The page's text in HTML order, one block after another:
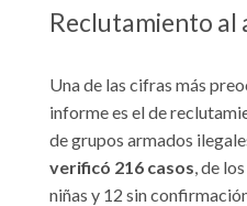
Reclutamiento al
Una de las cifras más
informe es el de
de grupos armados
verificó 216 casos, de
niñas y 12 sin